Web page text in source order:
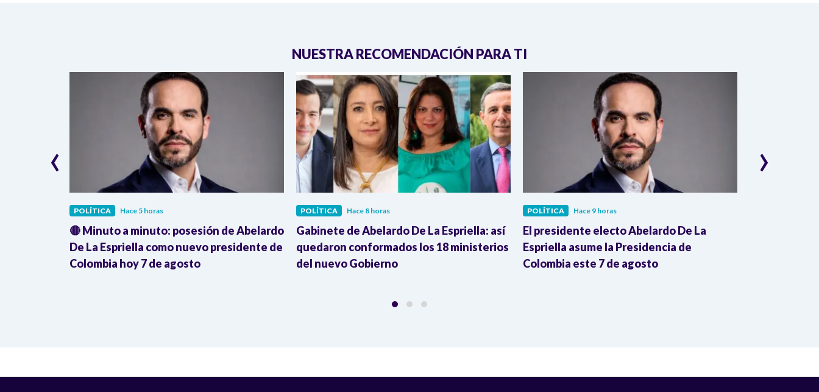
NUESTRA RECOMENDACIÓN PARA TI
POLÍTICA Hace 5 horas
🔴 Minuto a minuto: posesión de Abelardo
De La Espriella como nuevo presidente de
Colombia hoy 7 de agosto
POLÍTICA Hace 8 horas
Gabinete de Abelardo De La Espriella: así
quedaron conformados los 18 ministerios
del nuevo Gobierno
POLÍTICA Hace 9 horas
El presidente electo Abelardo De La
Espriella asume la Presidencia de
Colombia este 7 de agosto
‹ ›